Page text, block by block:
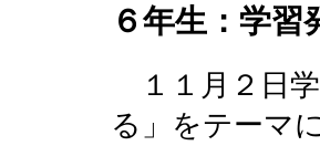
６年生：学習
１１月２日
る」をテーマ